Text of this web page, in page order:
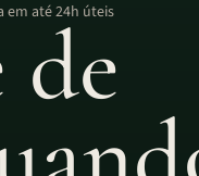
em até 24h úteis
de